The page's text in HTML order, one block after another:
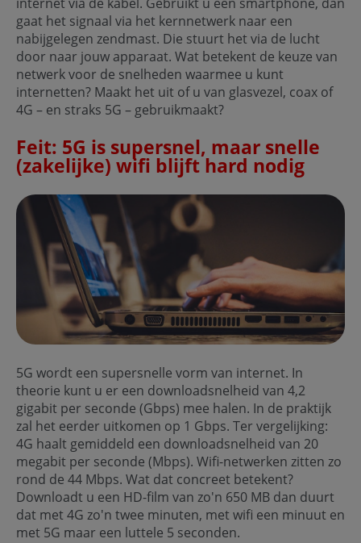
gaat het signaal via het kernnetwerk naar een
nabijgelegen zendmast. Die stuurt het via de lucht
door naar jouw apparaat. Wat betekent de keuze van
netwerk voor de snelheden waarmee u kunt
internetten? Maakt het uit of u van glasvezel, coax of
4G – en straks 5G – gebruikmaakt?
Feit: 5G is supersnel, maar snelle
(zakelijke) wifi blijft hard nodig
5G wordt een supersnelle vorm van internet. In
theorie kunt u er een downloadsnelheid van 4,2
gigabit per seconde (Gbps) mee halen. In de praktijk
zal het eerder uitkomen op 1 Gbps. Ter vergelijking:
4G haalt gemiddeld een downloadsnelheid van 20
megabit per seconde (Mbps). Wifi-netwerken zitten zo
rond de 44 Mbps. Wat dat concreet betekent?
Downloadt u een HD-film van zo'n 650 MB dan duurt
dat met 4G zo'n twee minuten, met wifi een minuut en
met 5G maar een luttele 5 seconden.